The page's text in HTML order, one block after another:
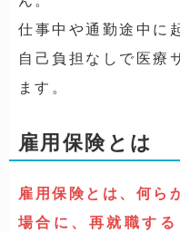
仕事中や通勤途中に
自己負担なしで医療
ます。
雇用保険とは
雇用保険とは、何ら
場合に、再就職す